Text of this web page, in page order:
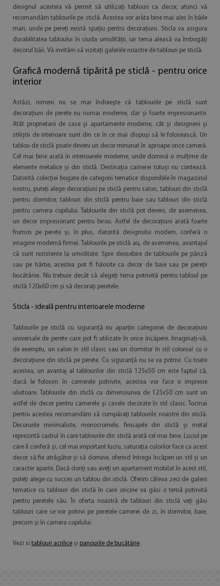
designul acesteia vă permit să utilizați tablouri ca decor, atunci vă
recomandăm tablourile pe sticlă. Acestea vor arăta bine mai ales în băile
mari, unde pe pereți există spațiu pentru decorațiuni. Sticla va asigura
durabilitatea tabloului în ciuda umidității, iar tema aleasă va îmbogăți
decorul băii. Vă invităm să vizitați galeriile noastre de tablouri pe sticlă.
Grafică modernă tipărită pe sticlă - pentru orice
interior
Astăzi, nimeni nu se mai îndoiește că tablourile pe sticlă sunt
decorațiuni de perete nu numai moderne, dar și foarte impresionante.
Atât proprietarii de case și apartamente moderne, cât și designerii și
stiliștii de interioare sunt din ce în ce mai dispuși să le folosească. Un
tablou de sticlă poate deveni un decor minunat în aproape orice cameră.
Cel mai bine arată în interioarele moderne, unde domină o mulțime de
elemente metalice și din sticlă. Destinația camerei totuși nu contează.
Datorită colecției bogate de categorii tematice disponibile în magazinul
nostru, puteți alege decorațiuni pe sticlă pentru salon, tablouri din sticlă
pentru dormitor, tablouri din sticlă pentru baie sau tablouri din sticlă
pentru camera copilului. Tablourile din sticlă pot deveni, de asemenea,
un decor impresionant pentru birou. Astfel de decorațiuni arată foarte
frumos pe perete și, în plus, datorită designului modern, conferă o
imagine modernă firmei. Tablourile pe sticlă au, de asemenea, avantajul
că sunt rezistente la umiditate. Spre deosebire de tablourile pe pânză
sau pe hârtie, acestea pot fi folosite ca decor de baie sau pe pereții
bucătăriei. Nu trebuie decât să alegeți tema potrivită pentru tabloul pe
sticlă 120x60 cm și să decorați peretele.
Sticla - ideală pentru interioarele moderne
Tablourile pe sticlă cu siguranță nu aparțin categoriei de decorațiuni
universale de perete care pot fi utilizate în orice încăpere. Imaginați-vă,
de exemplu, un salon în stil clasic sau un dormitor în stil colonial cu o
decorațiune din sticlă pe perete. Cu siguranță nu se va potrivi. Cu toate
acestea, un avantaj al tablourilor din sticlă 125x50 cm este faptul că,
dacă le folosim în camerele potrivite, acestea vor face o impresie
uluitoare. Tablourile din sticlă cu dimensiunea de 125x50 cm sunt un
astfel de decor pentru camerele și casele decorate în stil clasic. Tocmai
pentru acestea recomandăm să cumpărați tablourile noastre din sticlă.
Decorurile minimaliste, monocromele, finisajele din sticlă și metal
reprezintă cadrul în care tablourile din sticlă arată cel mai bine. Luciul pe
care îl conferă și, cel mai important lucru, saturația culorilor face ca acest
decor să fie atrăgător și să domine, oferind întregii încăperi un stil și un
caracter aparte. Dacă doriți sau aveți un apartament mobilat în acest stil,
puteți alege cu succes un tablou din sticlă. Oferim câteva zeci de galerii
tematice cu tablouri din sticlă în care oricine va găsi o temă potrivită
pentru peretele său. În oferta noastră de tablouri din sticlă veți găsi
tablouri care se vor potrivi pe peretele camerei de zi, în dormitor, baie,
precum și în camera copilului.
Vezi si tablouri acrilice și panourile de bucătărie.